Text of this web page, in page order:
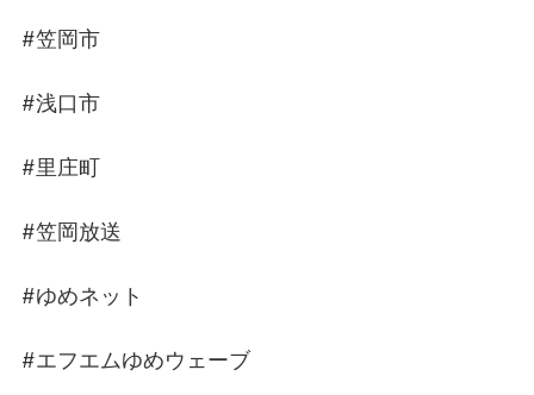
#笠岡市
#浅口市
#里庄町
#笠岡放送
#ゆめネット
#エフエムゆめウェーブ